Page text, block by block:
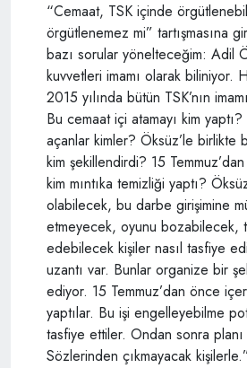
“Cemaat, TSK içinde
örgütlenemez mi” tartışmasına
bazı sorular yönelteceğim: Adil
kuvvetleri imamı olarak biliniyor.
2015 yılında bütün TSK’nın
Bu cemaat içi atamayı kim
açanlar kimler? Öksüz’le birlikte
kim şekillendirdi? 15
kim mıntıka temizliği yaptı?
olabilecek, bu darbe girişimine
etmeyecek, oyunu bozabilecek,
edebilecek kişiler nasıl tasfiye
uzantı var. Bunlar organize bir
ediyor. 15 Temmuz’dan önce
yaptılar. Bu işi engelleyebilme
tasfiye ettiler. Ondan sonra
Sözlerinden çıkmayacak